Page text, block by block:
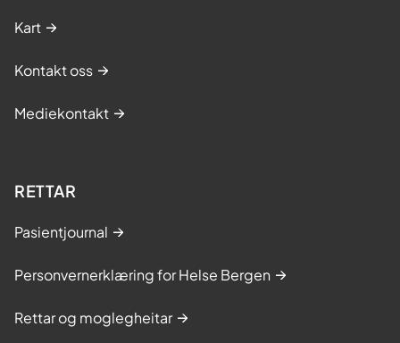
Kart
Kontakt oss
Mediekontakt
RETTAR
Pasientjournal
Personvernerklæring for Helse Bergen
Rettar og moglegheitar